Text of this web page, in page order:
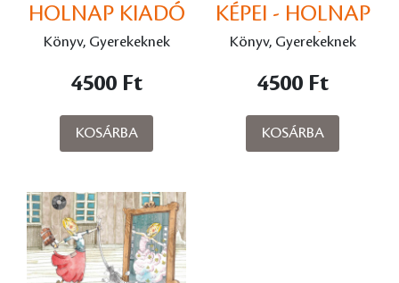
HOLNAP KIADÓ
Könyv, Gyerekeknek
4500 Ft
KOSÁRBA
KÉPEI - HOLNAP
KIADÓ
Könyv, Gyerekeknek
4500 Ft
KOSÁRBA